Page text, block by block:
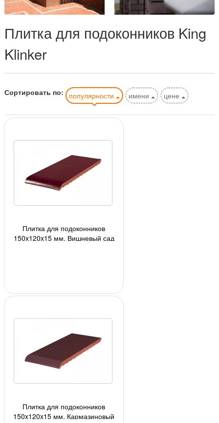
Плитка для подоконников King
Klinker
Сортировать по: популярности имени цене
Плитка для подоконников
150x120x15 мм, Вишневый сад
Плитка для подоконников
150x120x15 мм, Кармазиновый